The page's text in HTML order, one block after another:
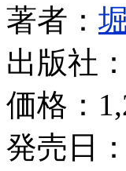
著者：
出版社：
価格：
発売日